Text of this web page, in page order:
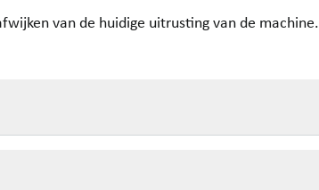
van de huidige uitrusting van de machine.